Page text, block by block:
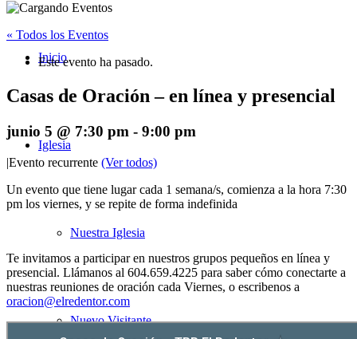
Inicio
Iglesia
Nuestra Iglesia
Nuevo Visitante
« Todos los Eventos
Este evento ha pasado.
Casas de Oración – en línea y presencial
junio 5 @ 7:30 pm - 9:00 pm
|Evento recurrente (Ver todos)
Un evento que tiene lugar cada 1 semana/s, comienza a la hora 7:30
pm los viernes, y se repite de forma indefinida
Te invitamos a participar en nuestros grupos pequeños en línea y
presencial. Llámanos al 604.659.4225 para saber cómo conectarte a
nuestras reuniones de oración cada Viernes, o escribenos a
oracion@elredentor.com